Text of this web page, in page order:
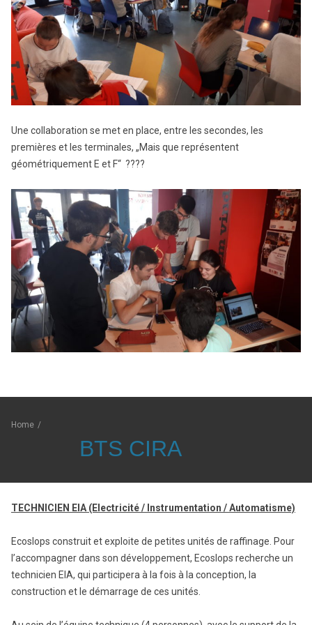
Une collaboration se met en place, entre les secondes, les
premières et les terminales, „Mais que représentent
géométriquement E et F“ ????
Home /
BTS CIRA
TECHNICIEN EIA (Electricité / Instrumentation / Automatisme)
Ecoslops construit et exploite de petites unités de raffinage. Pour
l’accompagner dans son développement, Ecoslops recherche un
technicien EIA, qui participera à la fois à la conception, la
construction et le démarrage de ces unités.